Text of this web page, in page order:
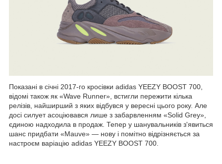
Показані в січні 2017-го кросівки adidas YEEZY BOOST 700,
відомі також як «Wave Runner», встигли пережити кілька
релізів, найширший з яких відбувся у вересні цього року. Але
досі силует асоціювався лише з забарвленням «Solid Grey»,
єдиною надходила в продаж. Тепер у шанувальників з'явиться
шанс придбати «Mauve» — нову і помітно відрізняється за
настроєм варіацію adidas YEEZY BOOST 700.